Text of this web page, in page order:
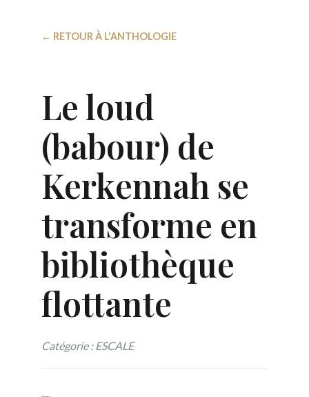
← RETOUR À L'ANTHOLOGIE
Le loud
(babour) de
Kerkennah se
transforme en
bibliothèque
flottante
Catégorie : ESCALE